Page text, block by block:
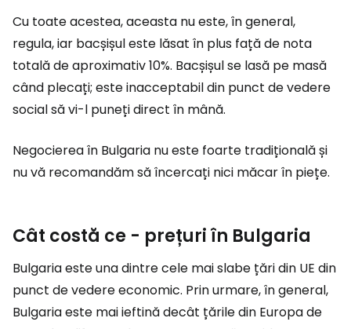
Cu toate acestea, aceasta nu este, în general,
regula, iar bacșișul este lăsat în plus față de nota
totală de aproximativ 10%. Bacșișul se lasă pe masă
când plecați; este inacceptabil din punct de vedere
social să vi-l puneți direct în mână.
Negocierea în Bulgaria nu este foarte tradițională și
nu vă recomandăm să încercați nici măcar în piețe.
Cât costă ce - prețuri în Bulgaria
Bulgaria este una dintre cele mai slabe țări din UE din
punct de vedere economic. Prin urmare, în general,
Bulgaria este mai ieftină decât țările din Europa de